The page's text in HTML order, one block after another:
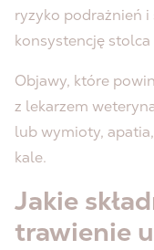
ryzyko podrażnień
konsystencję
Objawy, które
z lekarzem
lub wymioty,
kale.
Jakie
trawienie